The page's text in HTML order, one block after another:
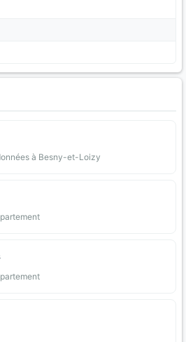
à Besny-et-Loizy